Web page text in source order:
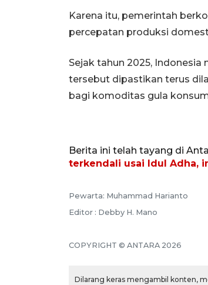
Karena itu, pemerintah
percepatan produksi
Sejak tahun 2025,
tersebut dipastikan terus
bagi komoditas gula
Berita ini telah tayang di
terkendali usai Idul Adha,
Pewarta: Muhammad Harianto
Editor : Debby H. Mano
COPYRIGHT © ANTARA 2026
Dilarang keras mengambil konten,